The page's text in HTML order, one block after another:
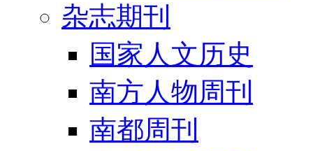
杂志期刊
国家人文历史
南方人物周刊
南都周刊